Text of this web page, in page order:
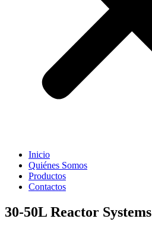
Inicio
Quiénes Somos
Productos
Contactos
30-50L Reactor Systems